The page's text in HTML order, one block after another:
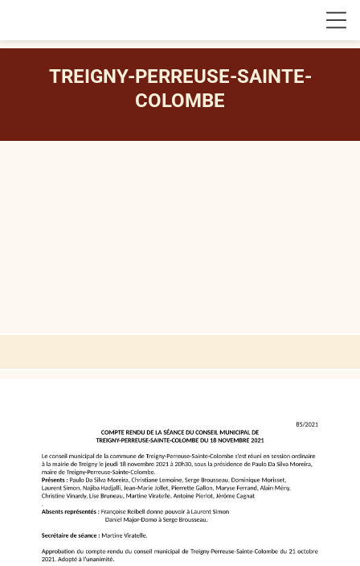
TREIGNY-PERREUSE-SAINTE-
COLOMBE